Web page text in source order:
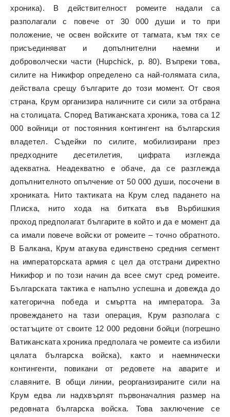
хроника). В действителност ромеите надали са
разполагали с повече от 30 000 души и то при
положение, че освен войските от тагмата, към тях се
присъединяват и допълнителни наемни и
доброволчески части (Hupchick, p. 80). Въпреки това,
силите на Никифор определено са най-голямата сила,
действала срещу българите до този момент. От своя
страна, Крум организира наличните си сили за отбрана
на столицата. Според Ватиканската хроника, това са 12
000 войници от постоянния контингент на българския
владетел. Съдейки по силите, мобилизирани през
предходните десетилетия, цифрата изглежда
адекватна. Неадекватно е обаче, да се разглежда
допълнителното опълчение от 50 000 души, посочени в
хрониката. Нито тактиката на Крум след падането на
Плиска, нито хода на битката във Върбишкия
проход предполагат българите в който и да е момент да
са имали повече войски от ромеите – точно обратното.
В Балкана, Крум атакува единствено средния сегмент
на императорската армия с цел да отстрани директно
Никифор и по този начин да всее смут сред ромеите.
Българската тактика е напълно успешна и довежда до
категорична победа и смъртта на императора. За
провеждането на тази операция, Крум разполага с
остатъците от своите 12 000 редовни бойци (погрешно
Ватиканската хроника предполага че ромеите са избили
цялата българска войска), както и наемнически
контингенти, повикани от редовете на аварите и
славяните. В общи линии, реорганизираните сили на
Крум едва ли надхвърлят първоначалния размер на
редовната българска войска. Това заключение се